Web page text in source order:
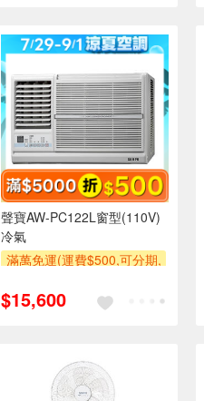
聲寶AW-PC122L窗型(110V)
冷氣
滿萬免運(運費$500,可分期,
萬元及使用6期以上分期0利
$15,600